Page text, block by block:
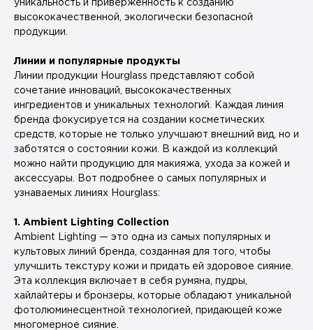
уникальность и приверженность к созданию
высококачественной, экологически безопасной
продукции.
Линии и популярные продукты
Линии продукции Hourglass представляют собой
сочетание инноваций, высококачественных
ингредиентов и уникальных технологий. Каждая линия
бренда фокусируется на создании косметических
средств, которые не только улучшают внешний вид, но и
заботятся о состоянии кожи. В каждой из коллекций
можно найти продукцию для макияжа, ухода за кожей и
аксессуары. Вот подробнее о самых популярных и
узнаваемых линиях Hourglass:
1. Ambient Lighting Collection
Ambient Lighting — это одна из самых популярных и
культовых линий бренда, созданная для того, чтобы
улучшить текстуру кожи и придать ей здоровое сияние.
Эта коллекция включает в себя румяна, пудры,
хайлайтеры и бронзеры, которые обладают уникальной
фотолюминесцентной технологией, придающей коже
многомерное сияние.